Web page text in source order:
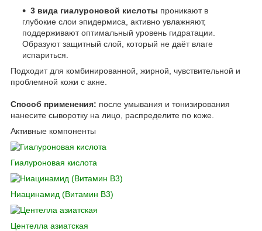
3 вида гиалуроновой кислоты проникают в
глубокие слои эпидермиса, активно увлажняют,
поддерживают оптимальный уровень гидратации.
Образуют защитный слой, который не даёт влаге
испариться.
Подходит для комбинированной, жирной, чувствительной и
проблемной кожи с акне.
Способ применения: после умывания и тонизирования
нанесите сыворотку на лицо, распределите по коже.
Активные компоненты
Гиалуроновая кислота
Ниацинамид (Витамин B3)
Центелла азиатская